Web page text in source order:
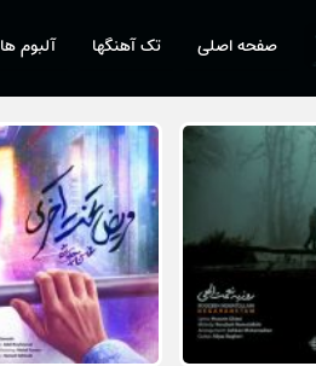
صفحه اصلی تک آهنگها آلبوم ها